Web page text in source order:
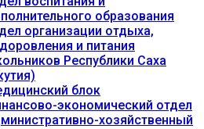
образования
организации отдыха,
и питания
Республики Саха
блок
экономический отдел
хозяйственный